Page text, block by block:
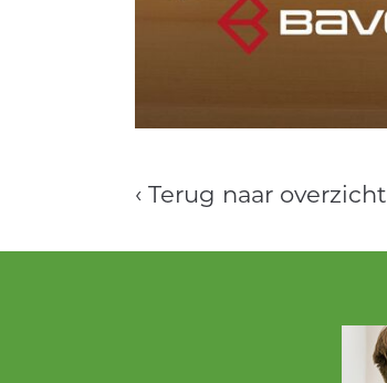
‹ Terug naar overzicht